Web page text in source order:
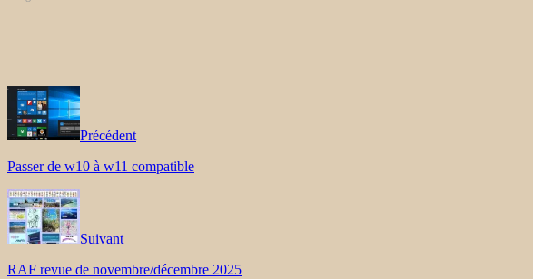
Précédent
Passer de w10 à w11 compatible
Suivant
RAF revue de novembre/décembre 2025